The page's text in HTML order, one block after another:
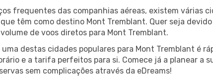
frequentes das companhias aéreas, existem várias
têm como destino Mont Tremblant. Quer seja
de voos diretos para Mont Tremblant.
destas cidades populares para Mont Tremblant é
e a tarifa perfeitos para si. Comece já a planear a
sem complicações através da eDreams!